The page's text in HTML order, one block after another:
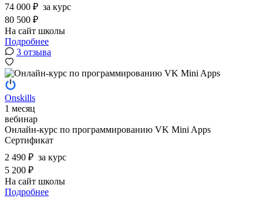
74 000 ₽ за курс
80 500 ₽
На сайт школы
Подробнее
3 отзыва
Onskills
1 месяц
вебинар
Онлайн-курс по программированию VK Mini Apps
Сертификат
2 490 ₽ за курс
5 200 ₽
На сайт школы
Подробнее